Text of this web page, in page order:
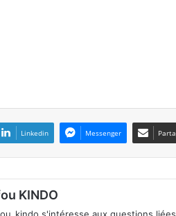
Linkedin Messenger
KINDO